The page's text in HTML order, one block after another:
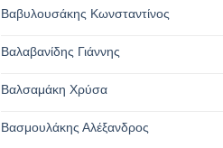
Βαβυλουσάκης Κωνσταντίνος
Βαλαβανίδης Γιάννης
Βαλσαμάκη Χρύσα
Βασμουλάκης Αλέξανδρος